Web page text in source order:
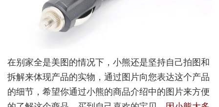
在别家全是美图的情况下，小熊还是坚持自己拍图和
拆解来体现产品的实物，通过图片向您表达这个产品
的细节，希望你通过小熊的商品介绍中的图片来方便